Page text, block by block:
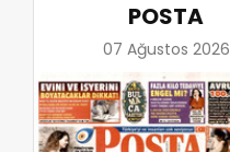
POSTA
07 Ağustos 2026